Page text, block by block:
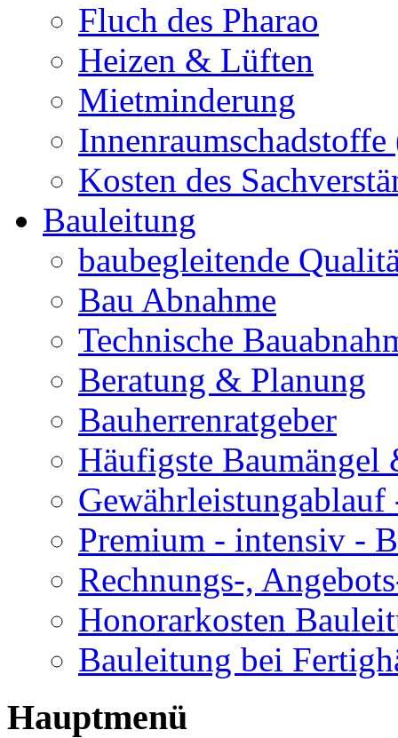
Fluch des Pharao
Heizen & Lüften
Mietminderung
Kosten des
Bauleitung
baubegleitende
Bau Abnahme
Technische
Beratung & Planung
Bauherrenratgeber
Häufigste Baumängel
Gewährleistungablauf
Premium - intensiv -
Rechnungs-,
Honorarkosten
Bauleitung bei
Hauptmenü